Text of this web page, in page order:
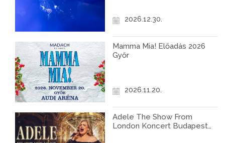
2026.12.30.
Mamma Mia! Előadás 2026
Győr
2026.11.20.
Adele The Show From
London Koncert Budapest